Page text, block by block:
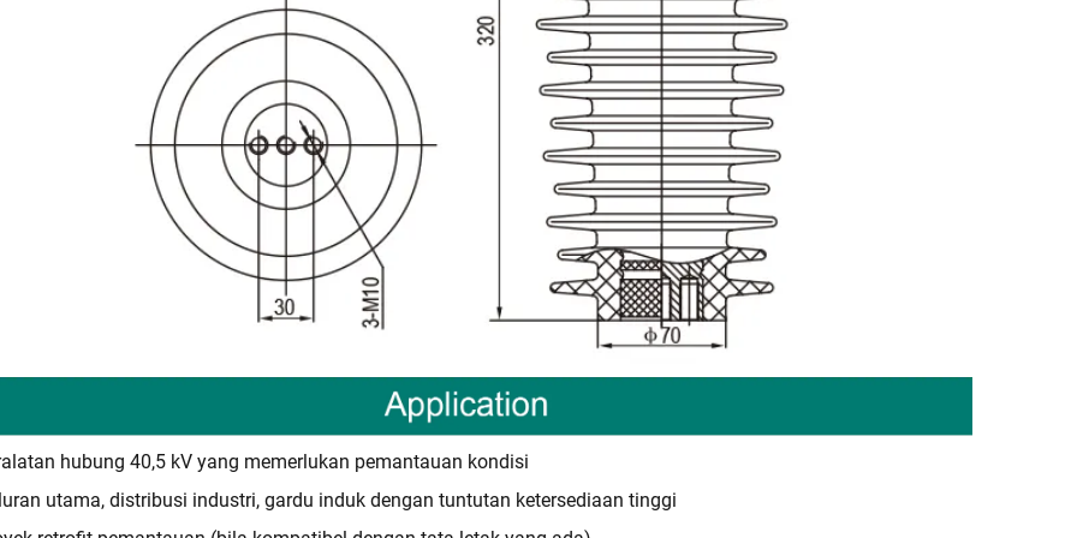
hubung 40,5 kV yang memerlukan pemantauan kondisi
utama, distribusi industri, gardu induk dengan tuntutan ketersediaan tinggi